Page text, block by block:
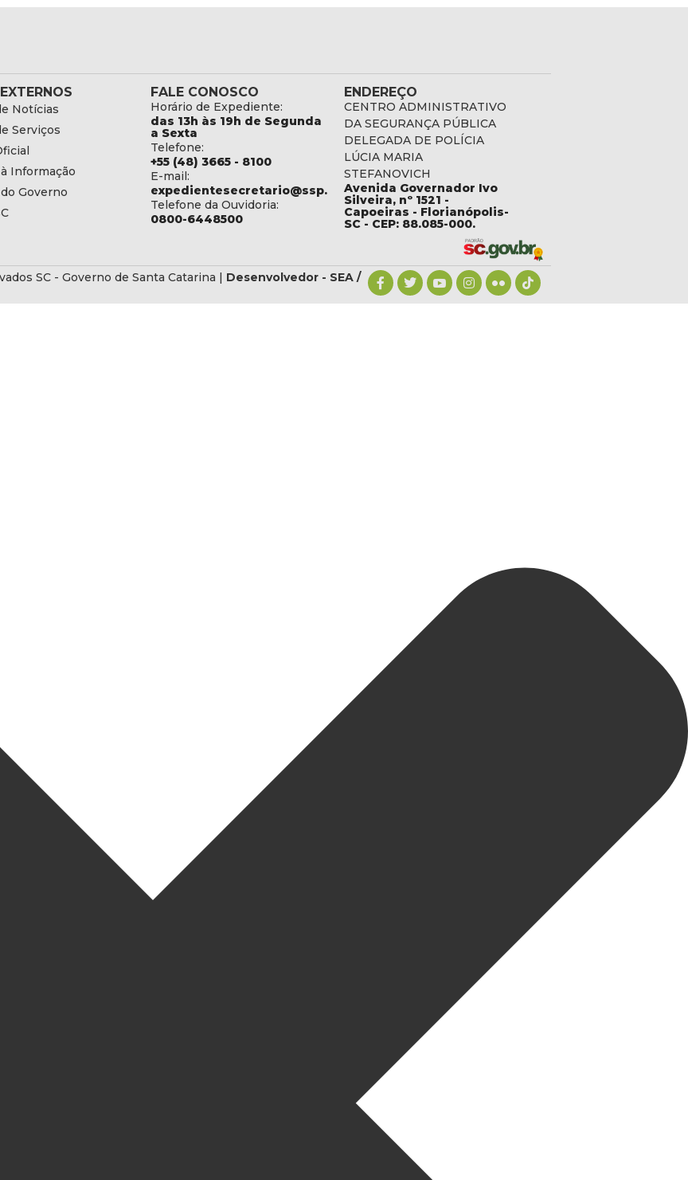
Notícias
Serviços
Informação
Governo
FALE CONOSCO
Horário de Expediente:
das 13h às 19h de Segunda
a Sexta
Telefone:
+55 (48) 3665 - 8100
E-mail:
expedientesecretario@ssp.sc.gov.br
Telefone da Ouvidoria:
0800-6448500
ENDEREÇO
CENTRO ADMINISTRATIVO
DA SEGURANÇA PÚBLICA
DELEGADA DE POLÍCIA
LÚCIA MARIA
STEFANOVICH
Avenida Governador Ivo
Silveira, nº 1521 -
Capoeiras - Florianópolis-
SC - CEP: 88.085-000.
SC - Governo de Santa Catarina | Desenvolvedor - SEA /